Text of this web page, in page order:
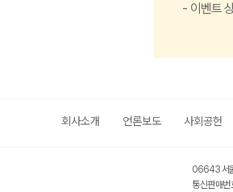
이벤트
회사소개 언론보도 사회공헌
06643 서
통신판매